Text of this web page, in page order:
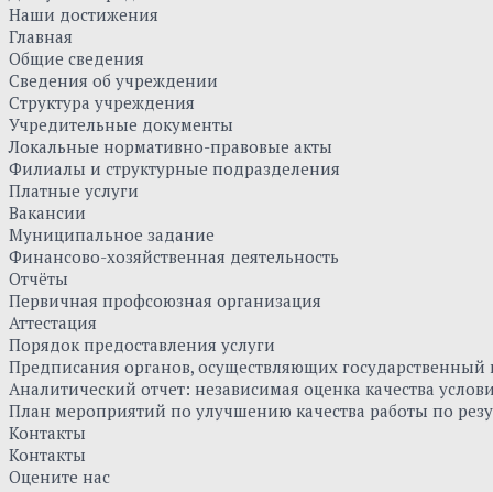
Наши достижения
Главная
Общие сведения
Сведения об учреждении
Структура учреждения
Учредительные документы
Локальные нормативно-правовые акты
Филиалы и структурные подразделения
Платные услуги
Вакансии
Муниципальное задание
Финансово-хозяйственная деятельность
Отчёты
Первичная профсоюзная организация
Аттестация
Порядок предоставления услуги
Предписания органов, осуществляющих
Аналитический отчет: независимая оценка качества
План мероприятий по улучшению качества работы по
Контакты
Контакты
Оцените нас